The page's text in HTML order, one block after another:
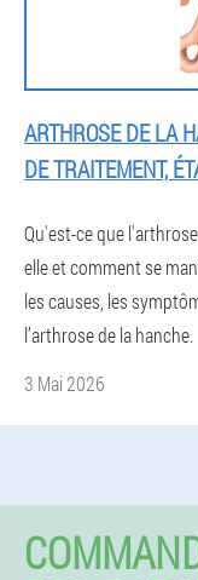
ARTHROSE DE LA
DE TRAITEMENT,
Qu'est-ce que
elle et comment se
les causes, les
l’arthrose de la hanche.
3 Mai 2026